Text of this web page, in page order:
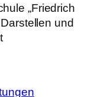
„Friedrich
und